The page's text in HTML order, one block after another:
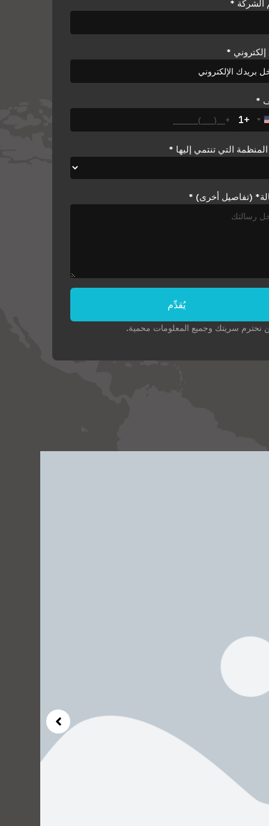
الشركة *
إلكتروني *
*
United States +1
+1
التي تنتمي إليها *
(تفاصيل أخرى) *
يُقدِّم
نحترم سريتك وجميع المعلومات محمية.